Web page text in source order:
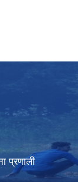
प्रणाली